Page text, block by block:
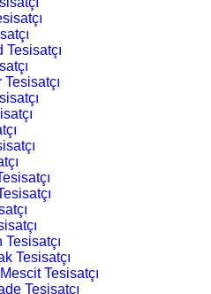
Tesisatçı
Tesisatçı
Tesisatçı
Tesisatçı
Tesisatçı
Tesisatçı